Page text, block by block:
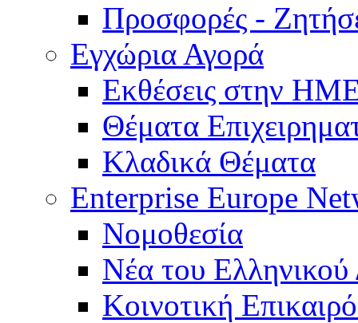
Προσφορές -
Εγχώρια Αγορά
Εκθέσεις στην
Θέματα
Κλαδικά Θέματα
Enterprise Europe
Νομοθεσία
Νέα του Ελληνικού
Κοινοτική